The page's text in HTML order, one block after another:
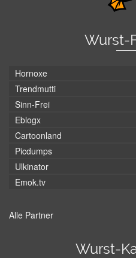
Wurst-
Hornoxe
Trendmutti
Sinn-Frei
Eblogx
Cartoonland
Picdumps
Ulkinator
Emok.tv
Alle Partner
Wurst-